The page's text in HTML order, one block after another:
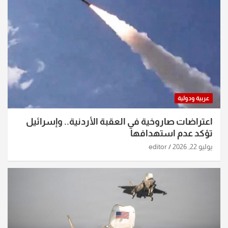
عربية ودولية
اعتراضات صاروخية في العقبة الأردنية.. وإسرائيل
تؤكد عدم استهدافها
يوليو 22, 2026 editor